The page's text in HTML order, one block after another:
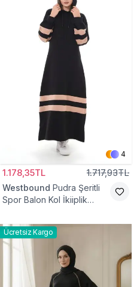
4
1.178,35TL 1.717,93TL
Westbound Pudra Şeritli
Spor Balon Kol İkiiplik
Ücretsiz Kargo